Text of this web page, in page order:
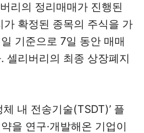
리의 정리매매가 진행된
확정된 종목의 주식을 가
기준으로 7일 동안 매매
셀리버리의 최종 상장폐지
내 전송기술(TSDT)’ 플
을 연구·개발해온 기업이